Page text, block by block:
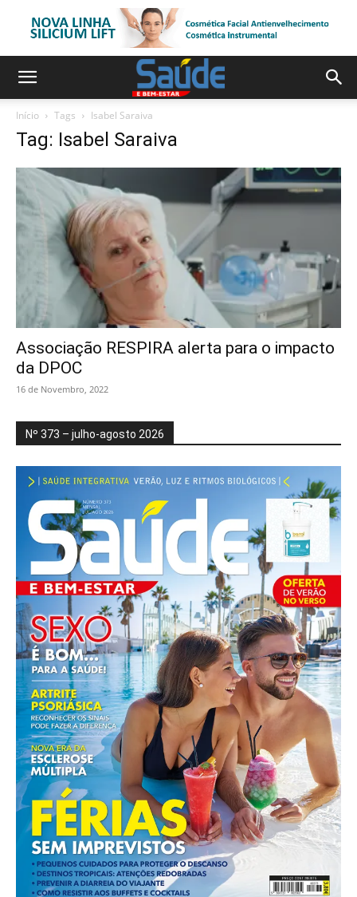
Início Tags Isabel Saraiva
Tag: Isabel Saraiva
Associação RESPIRA alerta para o impacto
da DPOC
16 de Novembro, 2022
Nº 373 – julho-agosto 2026